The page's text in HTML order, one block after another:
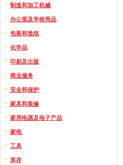
制造和加工机械
办公室及学校用品
包装和造纸
化学品
印刷及出版
商业服务
安全和保护
家具和装修
家用电器及电子产品
家电
工具
库存